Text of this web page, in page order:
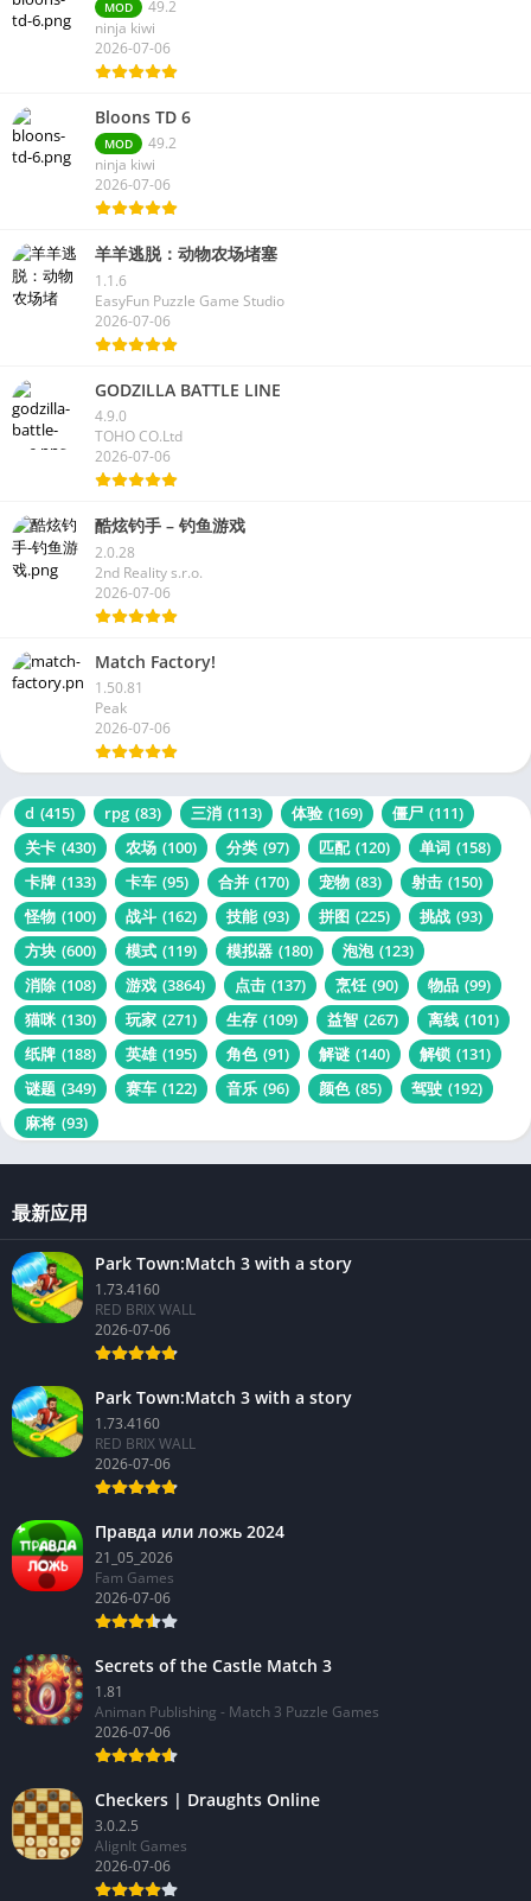
MOD
49.2
ninja kiwi
2026-07-06
Bloons TD 6
MOD
49.2
ninja kiwi
2026-07-06
羊羊逃脱：动物农场堵塞
1.1.6
EasyFun Puzzle Game Studio
2026-07-06
GODZILLA BATTLE LINE
4.9.0
TOHO CO.Ltd
2026-07-06
酷炫钓手 – 钓鱼游戏
2.0.28
2nd Reality s.r.o.
2026-07-06
Match Factory!
1.50.81
Peak
2026-07-06
d (415) rpg (83) 三消 (113) 体验 (169) 僵尸 (111)
关卡 (430) 农场 (100) 分类 (97) 匹配 (120) 单词 (158)
卡牌 (133) 卡车 (95) 合并 (170) 宠物 (83) 射击 (150)
怪物 (100) 战斗 (162) 技能 (93) 拼图 (225) 挑战 (93)
方块 (600) 模式 (119) 模拟器 (180) 泡泡 (123)
消除 (108) 游戏 (3864) 点击 (137) 烹饪 (90) 物品 (99)
猫咪 (130) 玩家 (271) 生存 (109) 益智 (267) 离线 (101)
纸牌 (188) 英雄 (195) 角色 (91) 解谜 (140) 解锁 (131)
谜题 (349) 赛车 (122) 音乐 (96) 颜色 (85) 驾驶 (192)
麻将 (93)
最新应用
Park Town:Match 3 with a story
1.73.4160
RED BRIX WALL
2026-07-06
Park Town:Match 3 with a story
1.73.4160
RED BRIX WALL
2026-07-06
Правда или ложь 2024
21_05_2026
Fam Games
2026-07-06
Secrets of the Castle Match 3
1.81
Animan Publishing - Match 3 Puzzle Games
2026-07-06
Checkers | Draughts Online
3.0.2.5
AlignIt Games
2026-07-06